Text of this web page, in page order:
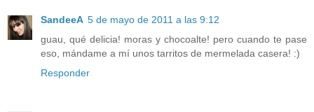
SandeeA 5 de mayo de 2011 a las 9:12
guau, qué delicia! moras y chocoalte! pero cuando te pase
eso, mándame a mí unos tarritos de mermelada casera! :)
Responder